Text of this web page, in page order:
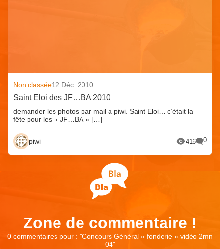
Non classée12 Déc. 2010
Saint Eloi des JF…BA 2010
demander les photos par mail à piwi. Saint Eloi… c’était la
fête pour les « JF…BA » […]
piwi 416 0
Zone de commentaire !
0 commentaires pour : "Concours Général « fonderie » vidéo 2mn
04"